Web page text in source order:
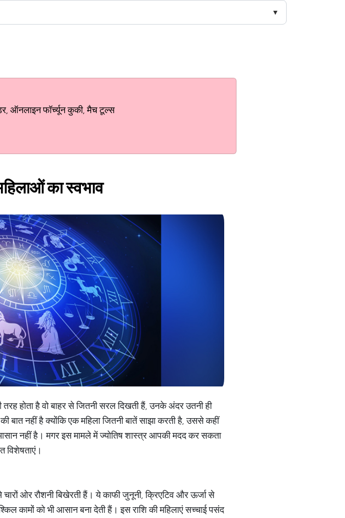
ऑनलाइन फॉर्च्यून कुकी, मैच टूल्स
का स्वभाव
होता है वो बाहर से जितनी सरल दिखती हैं, उनके अंदर उतनी ही
बात नहीं है क्योंकि एक महिला जितनी बातें साझा करती है, उससे कहीं
नहीं है। मगर इस मामले में ज्योतिष शास्त्र आपकी मदद कर सकता
विशेषताएं।
ओर रौशनी बिखेरती हैं। ये काफी जुनूनी, क्रिएटिव और ऊर्जा से
कामों को भी आसान बना देती हैं। इस राशि की महिलाएं सच्चाई पसंद